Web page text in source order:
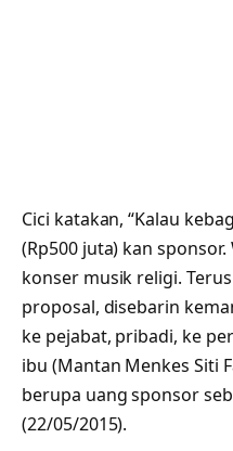
Cici katakan, “Kalau
(Rp500 juta) kan
konser musik religi.
proposal, disebarin
ke pejabat, pribadi, ke
ibu (Mantan Menkes Siti
berupa uang sponsor
(22/05/2015).